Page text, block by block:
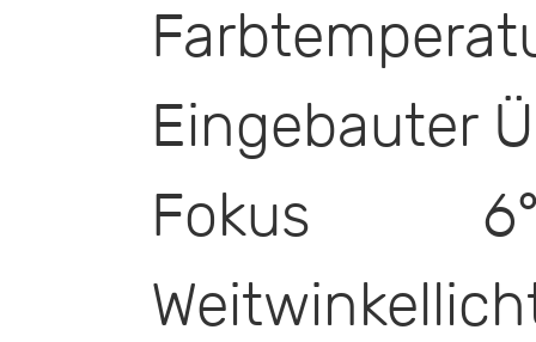
Eingebauter
Fokus